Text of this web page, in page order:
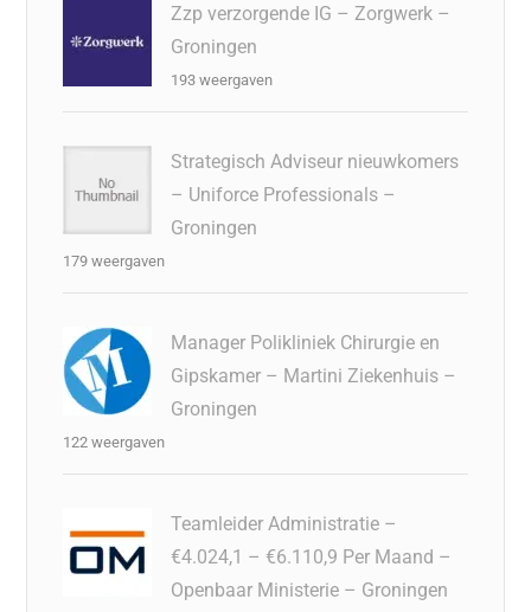
Zzp verzorgende IG – Zorgwerk –
Groningen
193 weergaven
Strategisch Adviseur nieuwkomers
– Uniforce Professionals –
Groningen
179 weergaven
Manager Polikliniek Chirurgie en
Gipskamer – Martini Ziekenhuis –
Groningen
122 weergaven
Teamleider Administratie –
€4.024,1 – €6.110,9 Per Maand –
Openbaar Ministerie – Groningen